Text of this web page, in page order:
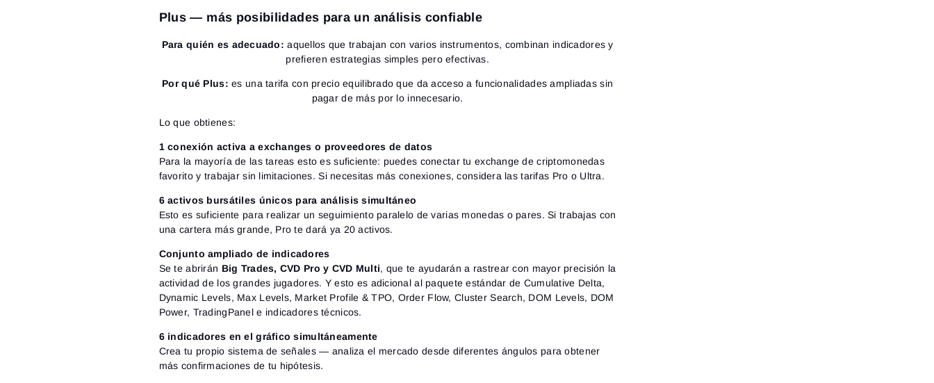
Plus — más posibilidades para un análisis confiable
Para quién es adecuado: aquellos que trabajan con varios instrumentos, combinan indicadores y
prefieren estrategias simples pero efectivas.
Por qué Plus: es una tarifa con precio equilibrado que da acceso a funcionalidades ampliadas sin
pagar de más por lo innecesario.
Lo que obtienes:
1 conexión activa a exchanges o proveedores de datos
Para la mayoría de las tareas esto es suficiente: puedes conectar tu exchange de criptomonedas
favorito y trabajar sin limitaciones. Si necesitas más conexiones, considera las tarifas Pro o Ultra.
6 activos bursátiles únicos para análisis simultáneo
Esto es suficiente para realizar un seguimiento paralelo de varias monedas o pares. Si trabajas con
una cartera más grande, Pro te dará ya 20 activos.
Conjunto ampliado de indicadores
Se te abrirán Big Trades, CVD Pro y CVD Multi, que te ayudarán a rastrear con mayor precisión la
actividad de los grandes jugadores. Y esto es adicional al paquete estándar de Cumulative Delta,
Dynamic Levels, Max Levels, Market Profile & TPO, Order Flow, Cluster Search, DOM Levels, DOM
Power, TradingPanel e indicadores técnicos.
6 indicadores en el gráfico simultáneamente
Crea tu propio sistema de señales — analiza el mercado desde diferentes ángulos para obtener
más confirmaciones de tu hipótesis.
Close
Acceder
para crear una nueva contraseña.
Restablecer contraseña
Acepto los
Terms of use License agreement .
Registrarse